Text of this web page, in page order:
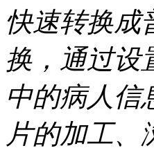
快速转换成
换，通过设
中的病人信
片的加工、